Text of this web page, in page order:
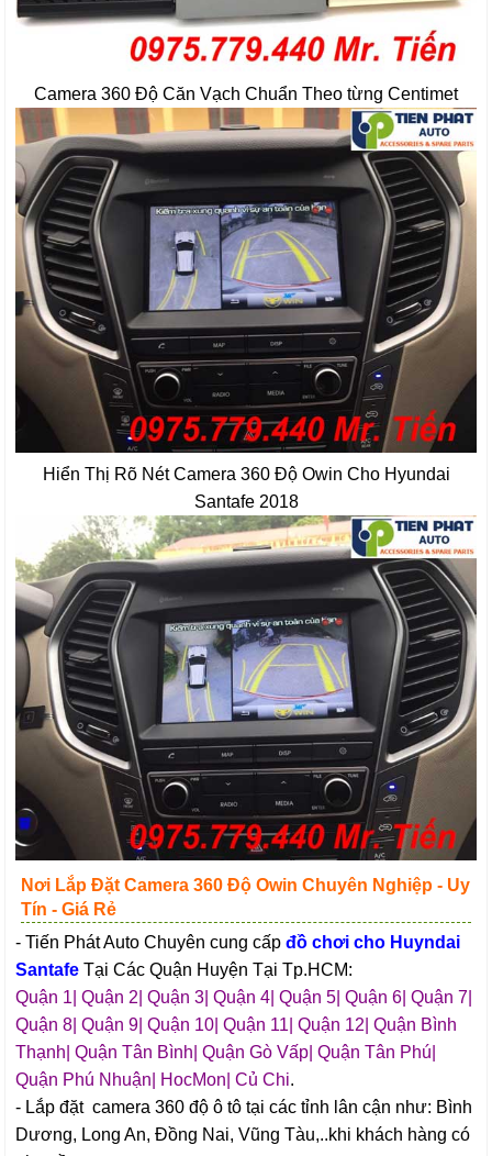
Camera 360 Độ Căn Vạch Chuẩn Theo từng Centimet
Hiển Thị Rõ Nét Camera 360 Độ Owin Cho Hyundai
Santafe 2018
Nơi Lắp Đặt Camera 360 Độ Owin Chuyên Nghiệp - Uy
Tín - Giá Rẻ
- Tiến Phát Auto Chuyên cung cấpđồ chơi cho Huyndai
Santafe Tại Các Quận Huyện Tại Tp.HCM:
Quận 1| Quận 2| Quận 3| Quận 4| Quận 5| Quận 6| Quận 7|
Quận 8| Quận 9| Quận 10| Quận 11| Quận 12| Quận Bình
Thạnh| Quận Tân Bình| Quận Gò Vấp| Quận Tân Phú|
Quận Phú Nhuận| HocMon| Củ Chi.
- Lắp đặt camera 360 độ ô tô tại các tỉnh lân cận như: Bình
Dương, Long An, Đồng Nai, Vũng Tàu,..khi khách hàng có